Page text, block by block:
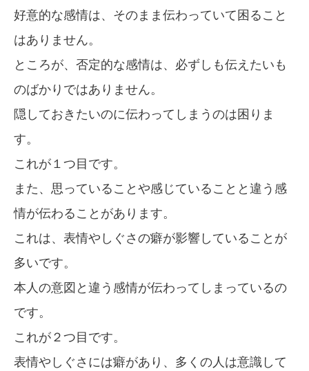
好意的な感情は、そのまま伝わっていて困ること
はありません。
ところが、否定的な感情は、必ずしも伝えたいも
のばかりではありません。
隠しておきたいのに伝わってしまうのは困りま
す。
これが１つ目です。
また、思っていることや感じていることと違う感
情が伝わることがあります。
これは、表情やしぐさの癖が影響していることが
多いです。
本人の意図と違う感情が伝わってしまっているの
です。
これが２つ目です。
表情やしぐさには癖があり、多くの人は意識して